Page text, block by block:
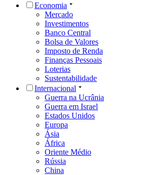
Economia
Mercado
Investimentos
Banco Central
Bolsa de Valores
Imposto de Renda
Finanças Pessoais
Loterias
Sustentabilidade
Internacional
Guerra na Ucrânia
Guerra em Israel
Estados Unidos
Europa
Ásia
África
Oriente Médio
Rússia
China